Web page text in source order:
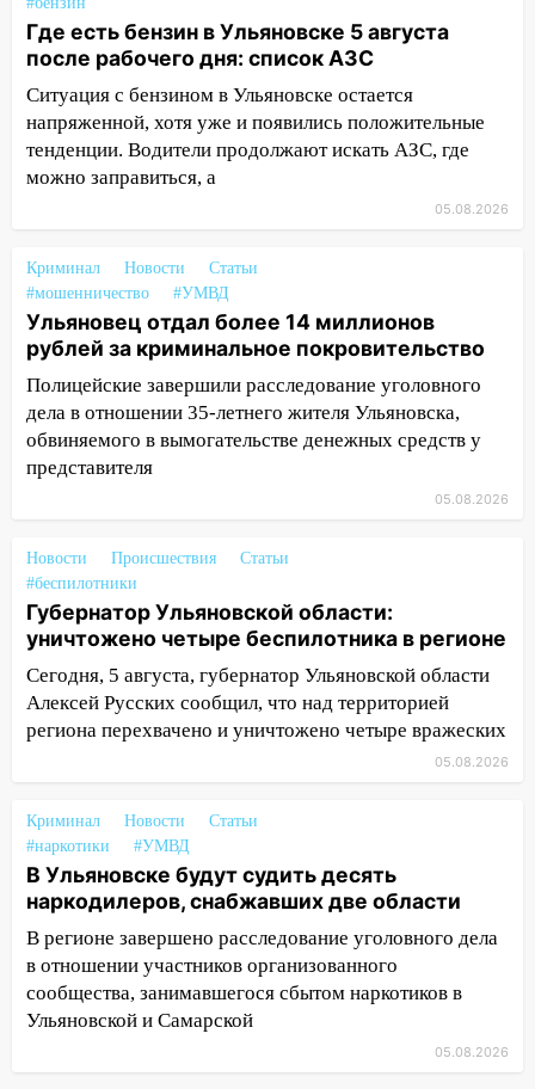
миллионов рублей за криминальное
покровительство
15:32
На «кольце» кроссовер сбил 18-
летнего мопедиста
15:00 В Ульяновске после тройного ДТП
госпитализировали 25-летнего байкера
14:08 Пешеход переходил по «зебре»:
подробности серьезной аварии на
Фруктовой
13:30 В Димитровграде на улице
Трудовой горело здание
13:00 Водитель без прав врезался в
припаркованный автомобиль
велосипеде и попал под колеса
12:18 Вспыхнул изнутри: в
Железнодорожном районе горела дача
11:33
В Засвияжье под колёса авто
попал мужчина
11:17 В Радищевском районе сгорели
11:00 В Канадее горел жилой дом
10:18 Губернатор Ульяновской области:
уничтожено четыре беспилотника в
регионе
10:00 В Ульяновске дотла сгорел
легковой автомобиль
09:39 В Ульяновске будут судить десять
наркодилеров, снабжавших две области
Где есть бензин в Ульяновске 5 августа
после рабочего дня: список АЗС
Ситуация с бензином в Ульяновске остается
напряженной, хотя уже и появились положительные
тенденции. Водители продолжают искать АЗС, где
можно заправиться, а
05.08.2026
Криминал Новости
Статьи
#мошенничество
#УМВД
Ульяновец отдал более 14 миллионов
рублей за криминальное покровительство
Полицейские завершили расследование уголовного
дела в отношении 35-летнего жителя Ульяновска,
обвиняемого в вымогательстве денежных средств у
представителя
05.08.2026
Новости Происшествия
Статьи
#беспилотники
Губернатор Ульяновской области:
уничтожено четыре беспилотника в регионе
Сегодня, 5 августа, губернатор Ульяновской области
Алексей Русских сообщил, что над территорией
региона перехвачено и уничтожено четыре вражеских
05.08.2026
Криминал Новости
Статьи
#наркотики
#УМВД
В Ульяновске будут судить десять
наркодилеров, снабжавших две области
В регионе завершено расследование уголовного дела
в отношении участников организованного
сообщества, занимавшегося сбытом наркотиков в
Ульяновской и Самарской
05.08.2026